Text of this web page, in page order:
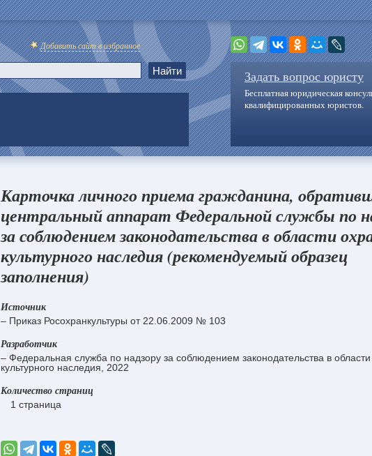
Добавить сайт в избранное
Задать вопрос юристу
Бесплатная юридическая
квалифицированных юристов.
Карточка личного приема гражданина,
центральный аппарат Федеральной службы по
за соблюдением законодательства в области
культурного наследия (рекомендуемый образец
заполнения)
Источник
– Приказ Росохранкультуры от 22.06.2009 № 103
Разработчик
– Федеральная служба по надзору за соблюдением законодательства в
культурного наследия, 2022
Количество страниц
1 страница